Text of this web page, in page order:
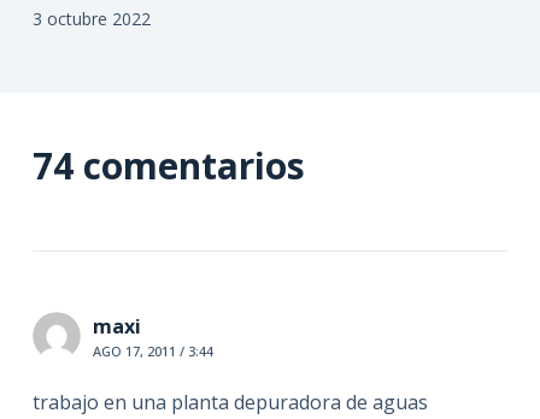
3 octubre 2022
74 comentarios
maxi
AGO 17, 2011 / 3:44
trabajo en una planta depuradora de aguas